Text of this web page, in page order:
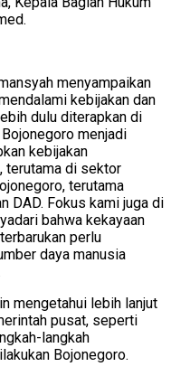
menyampaikan
kebijakan dan
dulu diterapkan di
menjadi
kebijakan
terutama di sektor
terutama
DAD. Fokus kami juga di
bahwa kekayaan
perlu
daya manusia
mengetahui lebih lanjut
pusat, seperti
langkah
Bojonegoro.